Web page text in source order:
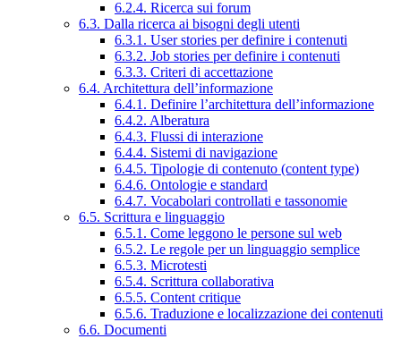
6.2.4. Ricerca sui forum
6.3. Dalla ricerca ai bisogni degli utenti
6.3.1. User stories per definire i contenuti
6.3.2. Job stories per definire i contenuti
6.3.3. Criteri di accettazione
6.4. Architettura dell’informazione
6.4.1. Definire l’architettura dell’informazione
6.4.2. Alberatura
6.4.3. Flussi di interazione
6.4.4. Sistemi di navigazione
6.4.5. Tipologie di contenuto (content type)
6.4.6. Ontologie e standard
6.4.7. Vocabolari controllati e tassonomie
6.5. Scrittura e linguaggio
6.5.1. Come leggono le persone sul web
6.5.2. Le regole per un linguaggio semplice
6.5.3. Microtesti
6.5.4. Scrittura collaborativa
6.5.5. Content critique
6.5.6. Traduzione e localizzazione dei contenuti
6.6. Documenti